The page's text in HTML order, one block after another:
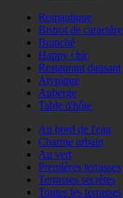
Romantique
Bistrot de caractère
Branché
Happy chic
Restaurant dansant
Atypique
Auberge
Table d'hôte
Au bord de l'eau
Charme urbain
Au vert
Premières terrasses
Terrasses secrètes
Toutes les terrasses